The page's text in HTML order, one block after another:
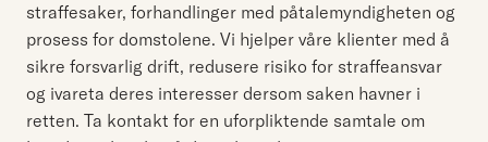
straffesaker, forhandlinger med påtalemyndigheten og
prosess for domstolene. Vi hjelper våre klienter med å
sikre forsvarlig drift, redusere risiko for straffeansvar
og ivareta deres interesser dersom saken havner i
retten. Ta kontakt for en uforpliktende samtale om